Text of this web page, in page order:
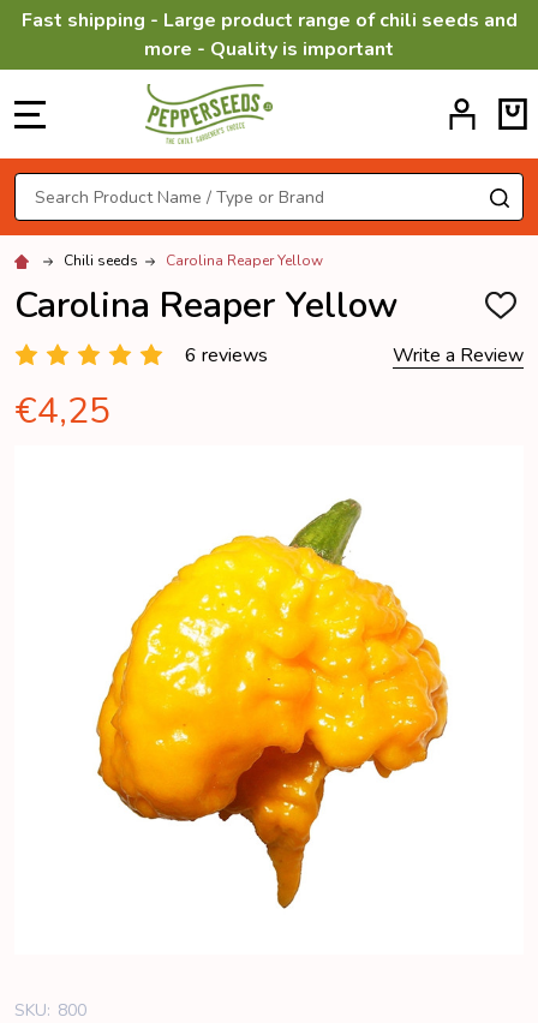
Fast shipping - Large product range of chili seeds and
more - Quality is important
Search
Chili seeds Carolina Reaper Yellow
Carolina Reaper Yellow ADD
WISH
LIST
6 reviews Write a Review
€4,25
SKU: 800